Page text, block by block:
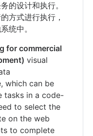
的设计和执行。
方式进行执行，
统中。
for commercial
visual
which can be
tasks in a code-
to select the
on the web
to complete